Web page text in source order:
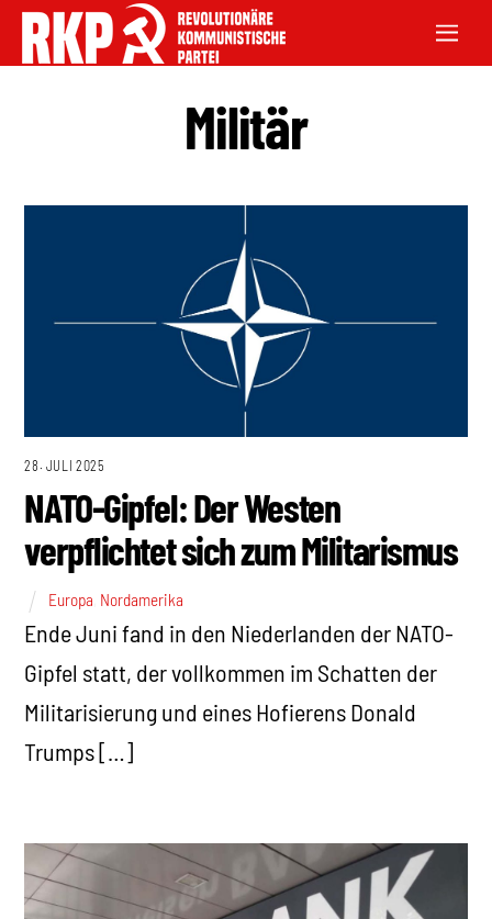
Militär
28. JULI 2025
NATO-Gipfel: Der Westen
verpflichtet sich zum Militarismus
Europa Nordamerika
Ende Juni fand in den Niederlanden der NATO-
Gipfel statt, der vollkommen im Schatten der
Militarisierung und eines Hofierens Donald
Trumps […]